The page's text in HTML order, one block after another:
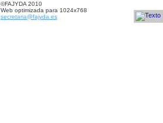
©FAJYDA 2010
Web optimizada para 1024x768
secretaria@fajyda.es